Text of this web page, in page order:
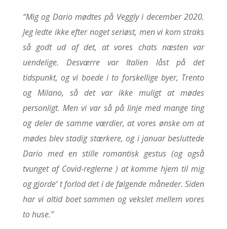
“Mig og Dario mødtes på Veggly i december 2020.
Jeg ledte ikke efter noget seriøst, men vi kom straks
så godt ud af det, at vores chats næsten var
uendelige.Desværre var Italien låst på det
tidspunkt, og vi boede i to forskellige byer, Trento
og Milano, så det var ikke muligt at mødes
personligt. Men vi var så på linje med mange ting
og deler de samme værdier, at vores ønske om at
mødes blev stadig stærkere, og i januar besluttede
Dario med en stille romantisk gestus (og også
tvunget af Covid-reglerne ) at komme hjem til mig
og gjorde’ t forlod det i de følgende måneder. Siden
har vi altid boet sammen og vekslet mellem vores
to huse.”